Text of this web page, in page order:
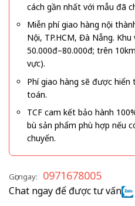
cách gần nhất với mẫu đã
Miễn phí giao hàng nội
Nội, TP.HCM, Đà Nẵng.
50.000đ–80.000đ; trên
vực).
Phí giao hàng sẽ được
toán.
TCF cam kết bảo hành
bù sản phẩm phù hợp nếu
chuyển.
Gọi ngay: 0971678005
Chat ngay để được tư vấn